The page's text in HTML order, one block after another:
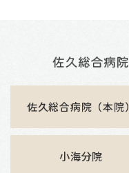
佐久総合病院（本院）
小海分院